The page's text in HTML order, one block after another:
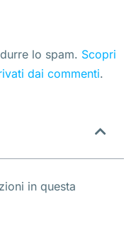
lo spam. Scopri
dai commenti.
in questa